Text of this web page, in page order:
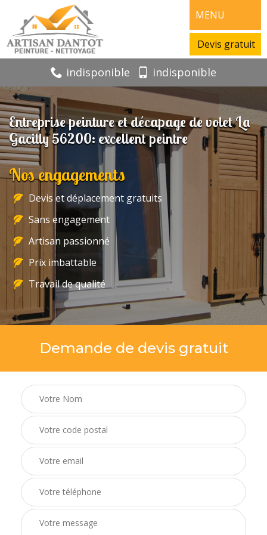
MENU
Devis gratuit
indisponible indisponible
Entreprise peinture et décapage de volet La
Gacilly 56200: excellent peintre
Nos engagements
Devis et déplacement gratuits
Sans engagement
Artisan passionné
Prix imbattable
Travail de qualité
Demande de devis gratuit